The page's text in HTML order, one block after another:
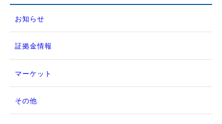
お知らせ
証拠金情報
マーケット
その他